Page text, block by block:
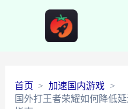
首页
加速国内游戏
国外打王者荣耀如何降低